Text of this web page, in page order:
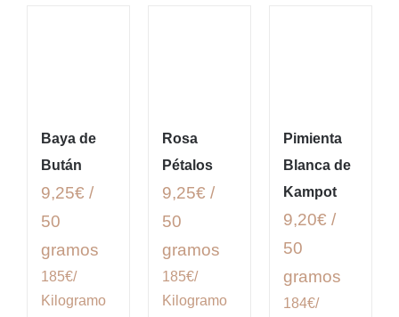
Baya de
Bután
9,25€ /
50
gramos
185€/
Kilogramo
Rosa
Pétalos
9,25€ /
50
gramos
185€/
Kilogramo
Pimienta
Blanca de
Kampot
9,20€ /
50
gramos
184€/